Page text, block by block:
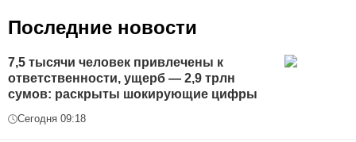
Последние новости
7,5 тысячи человек привлечены к
ответственности, ущерб — 2,9 трлн
сумов: раскрыты шокирующие цифры
Сегодня 09:18